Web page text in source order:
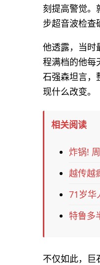
刻提高警觉。
步超音波检查
他透露，当时
程满档的他每
石强森坦言，
现什么改变。
相关阅读
炸锅!
越传越
71岁华
特鲁多
不仅如此，巨